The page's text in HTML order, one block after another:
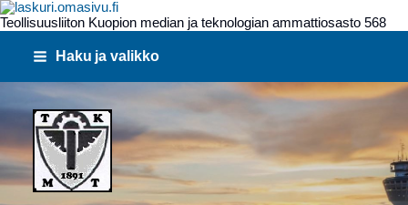
Teollisuusliiton Kuopion median ja teknologian ammattiosasto 568
sivun
Haku ja valikko
568